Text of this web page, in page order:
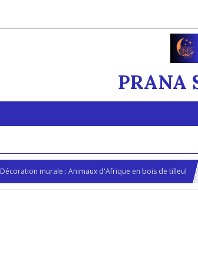
PRANA
Décoration murale : Animaux d'Afrique en bois de tilleul